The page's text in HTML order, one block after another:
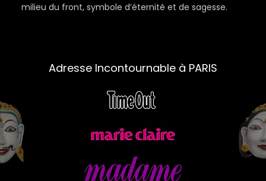
milieu du front, symbole d’éternité et de sagesse.
Adresse Incontournable à PARIS